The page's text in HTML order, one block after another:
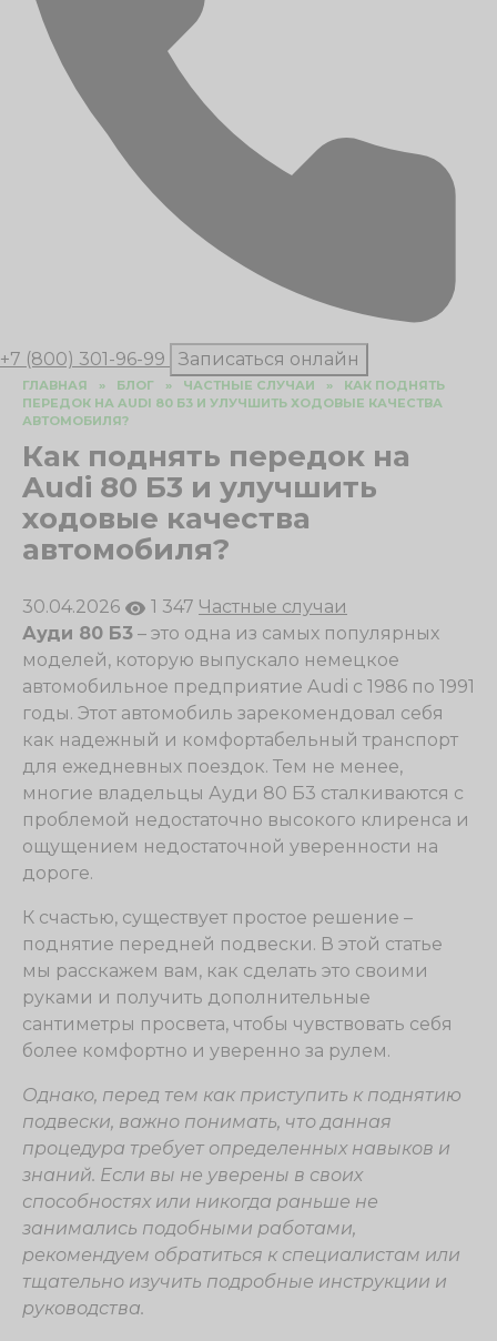
+7 (800) 301-96-99 Записаться онлайн
ГЛАВНАЯ » БЛОГ » ЧАСТНЫЕ СЛУЧАИ »
КАК ПОДНЯТЬ
ПЕРЕДОК НА AUDI 80 Б3 И УЛУЧШИТЬ ХОДОВЫЕ КАЧЕСТВА
АВТОМОБИЛЯ?
Как поднять передок на
Audi 80 Б3 и улучшить
ходовые качества
автомобиля?
30.04.2026 1 347 Частные случаи
Ауди 80 Б3 – это одна из самых популярных
моделей, которую выпускало немецкое
автомобильное предприятие Audi с 1986 по 1991
годы. Этот автомобиль зарекомендовал себя
как надежный и комфортабельный транспорт
для ежедневных поездок. Тем не менее,
многие владельцы Ауди 80 Б3 сталкиваются с
проблемой недостаточно высокого клиренса и
ощущением недостаточной уверенности на
дороге.
К счастью, существует простое решение –
поднятие передней подвески. В этой статье
мы расскажем вам, как сделать это своими
руками и получить дополнительные
сантиметры просвета, чтобы чувствовать себя
более комфортно и уверенно за рулем.
Однако, перед тем как приступить к поднятию
подвески, важно понимать, что данная
процедура требует определенных навыков и
знаний. Если вы не уверены в своих
способностях или никогда раньше не
занимались подобными работами,
рекомендуем обратиться к специалистам или
тщательно изучить подробные инструкции и
руководства.